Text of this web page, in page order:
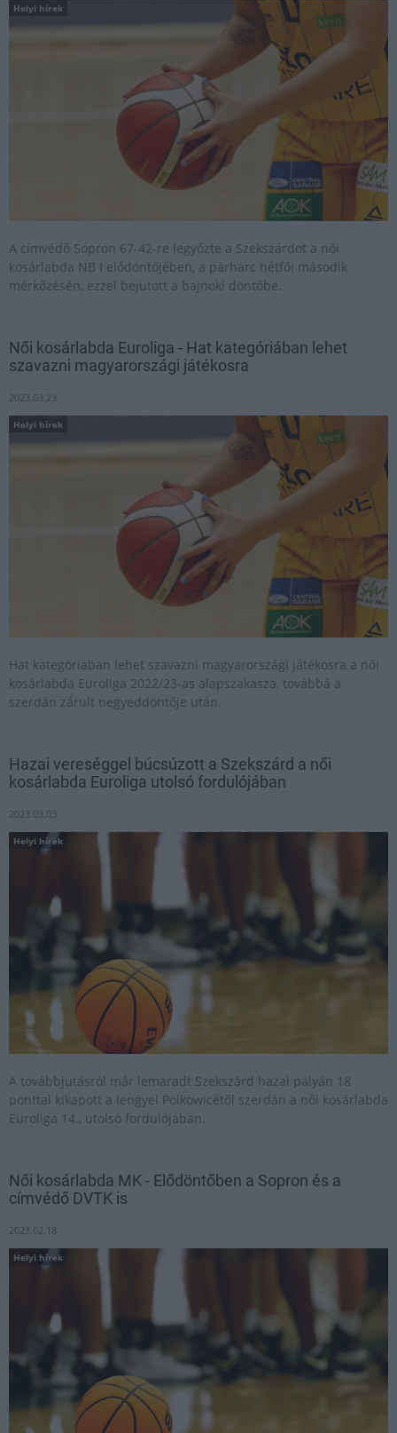
Helyi hírek
A címvédő Sopron 67-42-re legyőzte a Szekszárdot a női
kosárlabda NB I elődöntőjében, a párharc hétfői második
mérkőzésén, ezzel bejutott a bajnoki döntőbe.
Női kosárlabda Euroliga - Hat kategóriában lehet
szavazni magyarországi játékosra
2023.03.23
Helyi hírek
Hat kategóriában lehet szavazni magyarországi játékosra a női
kosárlabda Euroliga 2022/23-as alapszakasza, továbbá a
szerdán zárult negyeddöntője után.
Hazai vereséggel búcsúzott a Szekszárd a női
kosárlabda Euroliga utolsó fordulójában
2023.03.03
Helyi hírek
A továbbjutásról már lemaradt Szekszárd hazai pályán 18
ponttal kikapott a lengyel Polkowicétől szerdán a női kosárlabda
Euroliga 14., utolsó fordulójában.
Női kosárlabda MK - Elődöntőben a Sopron és a
címvédő DVTK is
2023.02.18
Helyi hírek